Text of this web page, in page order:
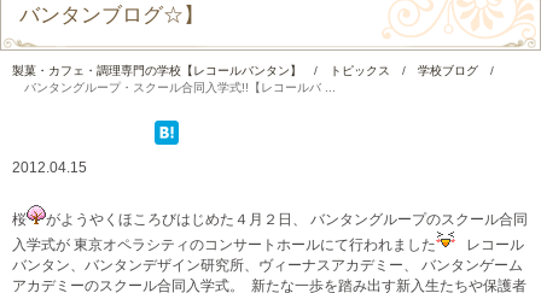
バンタンブログ☆】
製菓・カフェ・調理専門の学校【レコールバンタン】 / トピックス / 学校ブログ
/
バンタングループ・スクール合同入学式!!【レコールバ ...
2012.04.15
桜
がようやくほころびはじめた４月２日、 バンタングループのスクール合同
入学式が 東京オペラシティのコンサートホールにて行われました
レコール
バンタン、バンタンデザイン研究所、ヴィーナスアカデミー、 バンタンゲーム
アカデミーのスクール合同入学式。
新たな一歩を踏み出す新入生たちや保護者